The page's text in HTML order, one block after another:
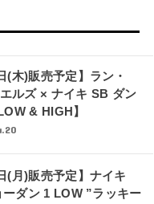
(木)販売予定】ラン・
ルズ × ナイキ SB ダン
& HIGH】
(月)販売予定】ナイキ
ーダン 1 LOW ”ラッキー